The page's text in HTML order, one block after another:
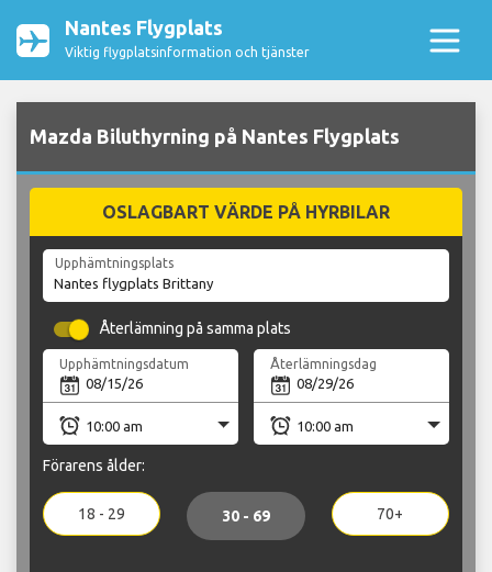
Nantes Flygplats
Viktig flygplatsinformation och tjänster
Mazda Biluthyrning på Nantes Flygplats
OSLAGBART VÄRDE PÅ HYRBILAR
Upphämtningsplats
Återlämning på samma plats
Upphämtningsdatum Återlämningsdag
Förarens ålder:
18 - 29 30 - 69 70+